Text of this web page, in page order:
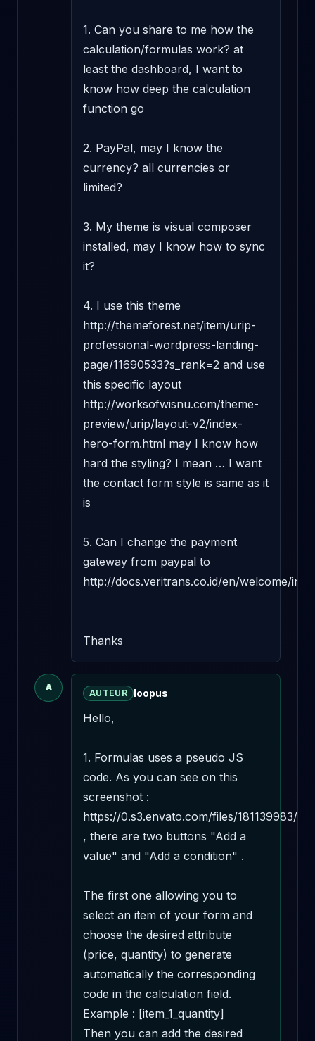
1. Can you share to me how the
calculation/formulas work? at
least the dashboard, I want to
know how deep the calculation
function go
2. PayPal, may I know the
currency? all currencies or
limited?
3. My theme is visual composer
installed, may I know how to sync
it?
4. I use this theme
http://themeforest.net/item/urip-
professional-wordpress-landing-
page/11690533?s_rank=2 and use
this specific layout
http://worksofwisnu.com/theme-
preview/urip/layout-v2/index-
hero-form.html may I know how
hard the styling? I mean … I want
the contact form style is same as it
is
5. Can I change the payment
gateway from paypal to
http://docs.veritrans.co.id/en/welcome/
Thanks
A
AUTEUR loopus
Hello,
1. Formulas uses a pseudo JS
code. As you can see on this
screenshot :
https://0.s3.envato.com/files/181139983/
, there are two buttons "Add a
value" and "Add a condition" .
The first one allowing you to
select an item of your form and
choose the desired attribute
(price, quantity) to generate
automatically the corresponding
code in the calculation field.
Example : [item_1_quantity]
Then you can add the desired